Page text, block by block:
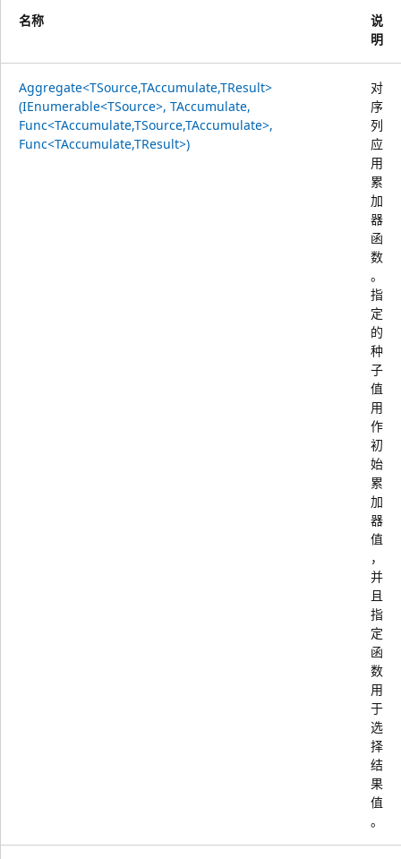
名称
说
明
Aggregate<TSource,TAccumulate,TResult>
(IEnumerable<TSource>, TAccumulate,
Func<TAccumulate,TSource,TAccumulate>,
Func<TAccumulate,TResult>)
对
序
列
应
用
累
加
器
函
数
。
指
定
的
种
子
值
用
作
初
始
累
加
器
值
，
并
且
指
定
函
数
用
于
选
择
结
果
值
。